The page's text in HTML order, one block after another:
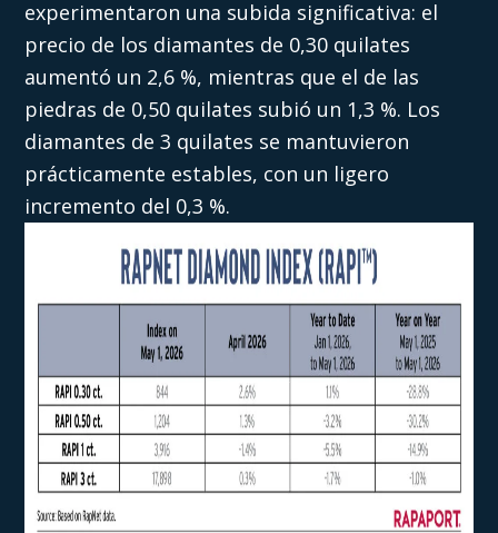
experimentaron una subida significativa: el
precio de los diamantes de 0,30 quilates
aumentó un 2,6 %, mientras que el de las
piedras de 0,50 quilates subió un 1,3 %. Los
diamantes de 3 quilates se mantuvieron
prácticamente estables, con un ligero
incremento del 0,3 %.